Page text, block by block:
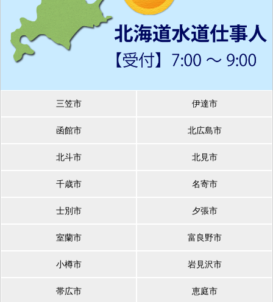
三笠市 伊達市
函館市 北広島市
北斗市 北見市
千歳市 名寄市
士別市 夕張市
室蘭市 富良野市
小樽市 岩見沢市
帯広市 恵庭市